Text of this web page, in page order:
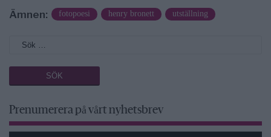
Ämnen: fotopoesi henry bronett utställning
Prenumerera på vårt nyhetsbrev